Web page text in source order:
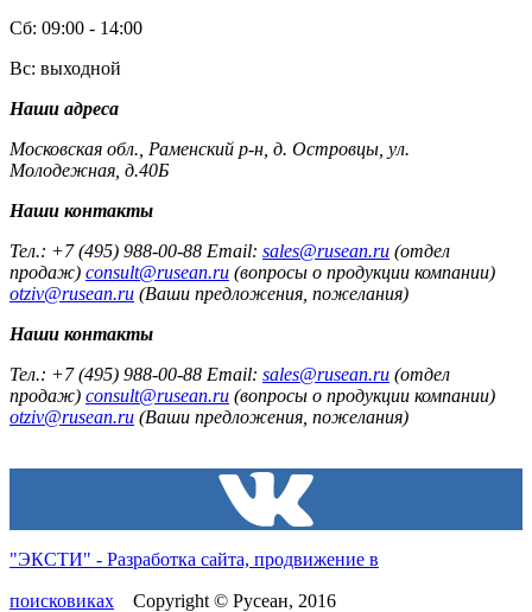
Сб: 09:00 - 14:00
Вс: выходной
Наши адреса
Московская обл., Раменский р-н, д. Островцы, ул.
Молодежная, д.40Б
Наши контакты
Тел.: +7 (495) 988-00-88 Email: sales@rusean.ru (отдел
продаж) consult@rusean.ru (вопросы о продукции компании)
otziv@rusean.ru (Ваши предложения, пожелания)
Наши контакты
Тел.: +7 (495) 988-00-88 Email: sales@rusean.ru (отдел
продаж) consult@rusean.ru (вопросы о продукции компании)
otziv@rusean.ru (Ваши предложения, пожелания)
"ЭКСТИ" - Разработка сайта, продвижение в
поисковиках Copyright © Русеан, 2016